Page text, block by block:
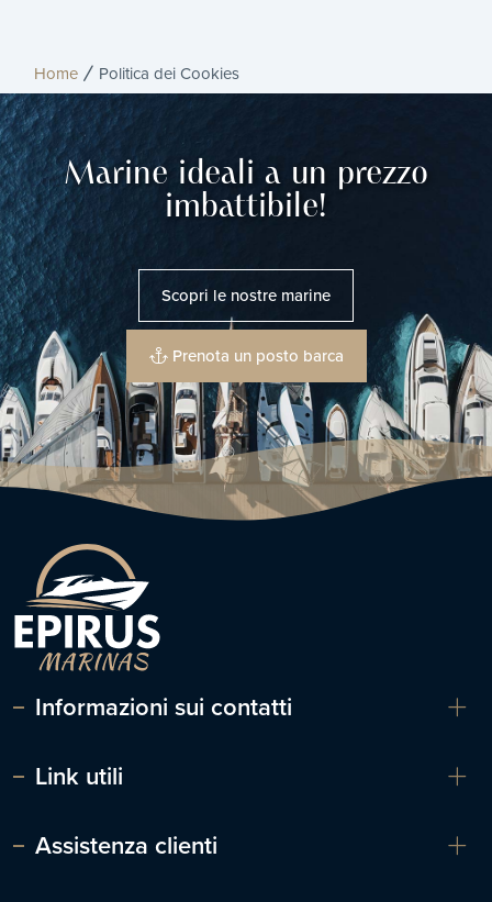
Home Politica dei Cookies
Marine ideali a un prezzo
imbattibile!
Scopri le nostre marine
Prenota un posto barca
Informazioni sui contatti
Link utili
Assistenza clienti